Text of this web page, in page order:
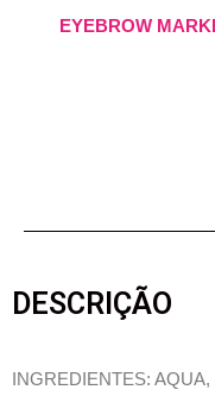
EYEBROW
DESCRIÇÃO
INGREDIENTES: